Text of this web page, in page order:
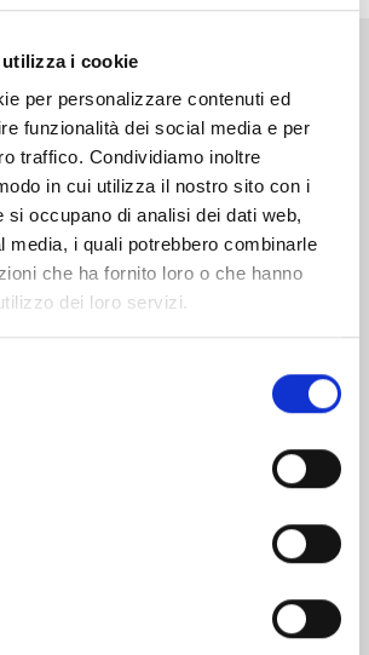
i cookie
per personalizzare contenuti ed
funzionalità dei social media e per
traffico. Condividiamo inoltre
in cui utilizza il nostro sito con i
si occupano di analisi dei dati web,
media, i quali potrebbero combinarle
che ha fornito loro o che hanno
dei loro servizi.
della serie